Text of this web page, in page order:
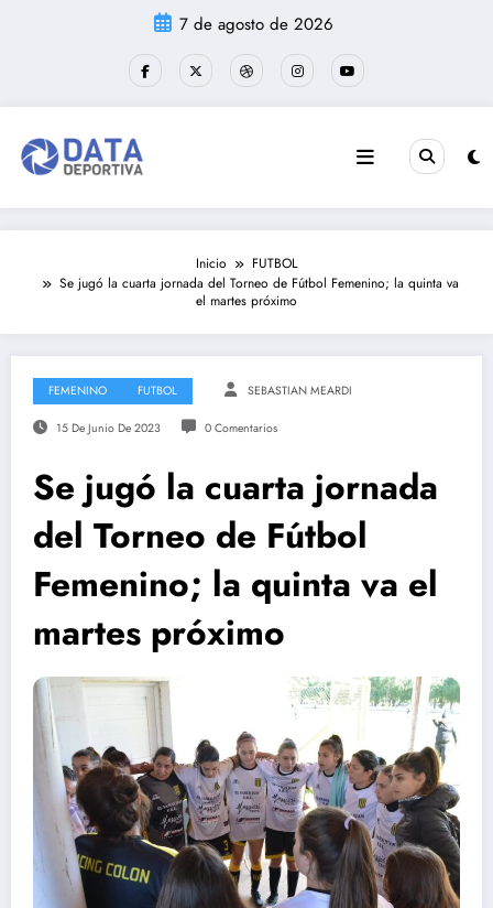
7 de agosto de 2026
Inicio
FUTBOL
Se jugó la cuarta jornada del Torneo de Fútbol Femenino; la quinta va
el martes próximo
FEMENINO FUTBOL SEBASTIAN MEARDI
15 De Junio De 2023 0 Comentarios
Se jugó la cuarta jornada
del Torneo de Fútbol
Femenino; la quinta va el
martes próximo